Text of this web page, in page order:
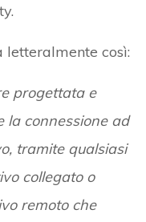
letteralmente così:
progettata e
la connessione ad
tramite qualsiasi
collegato o
remoto che